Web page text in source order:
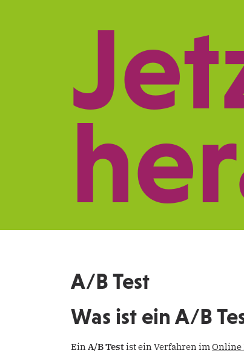
A/B Test
Was ist ein A/B
Ein A/B Testist ein Verfahren imOnline